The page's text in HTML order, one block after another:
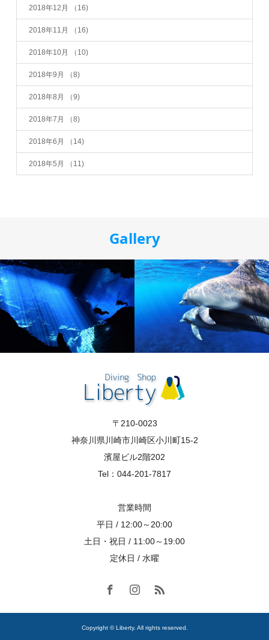
2018年12月 （16)
2018年11月 （16)
2018年10月 （10)
2018年9月 （8)
2018年8月 （9)
2018年7月 （8)
2018年6月 （14)
2018年5月 （11)
Gallery
〒210-0023
神奈川県川崎市川崎区小川町15-2
濱屋ビル2階202
Tel：044-201-7817
営業時間
平日 / 12:00～20:00
土日・祝日 / 11:00～19:00
定休日 / 水曜
Copyright © Liberty. All rights reserved.